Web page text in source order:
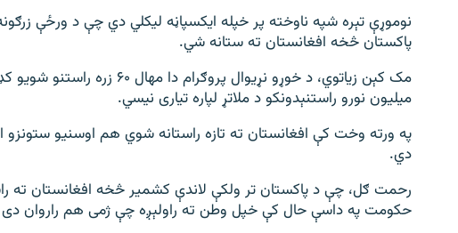
نوموړې تېره شپه ناوخته پر خپله ایکسپاڼه لیکلي دي چې د ورځې
پاکستان څخه افغانستان ته ستانه شي.
مک کېن زیاتوي، د خوړو نړیوال
میلیون نورو راستنېدونکو د ملاتړ لپاره تیاری نیسي.
په ورته وخت کې افغانستان ته تازه راستانه شوي هم اوسنیو ستونزو
دي.
رحمت ګل، چې د پاکستان تر ولکې لاندې کشمیر څخه افغانستان ته
حکومت په داسې حال کې خپل وطن ته راولېږه چې ژمی هم راروان